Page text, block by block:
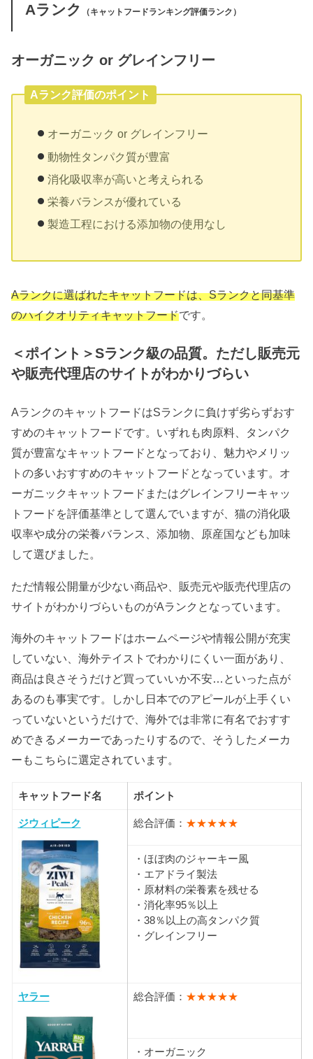
Aランク （キャットフードランキング評価ランク）
オーガニック or グレインフリー
Aランク評価のポイント
オーガニック or グレインフリー
動物性タンパク質が豊富
消化吸収率が高いと考えられる
栄養バランスが優れている
製造工程における添加物の使用なし
Aランクに選ばれたキャットフードは、Sランクと同基準
のハイクオリティキャットフードです。
＜ポイント＞Sランク級の品質。ただし販売元
や販売代理店のサイトがわかりづらい
AランクのキャットフードはSランクに負けず劣らずおす
すめのキャットフードです。いずれも肉原料、タンパク
質が豊富なキャットフードとなっており、魅力やメリッ
トの多いおすすめのキャットフードとなっています。オ
ーガニックキャットフードまたはグレインフリーキャッ
トフードを評価基準として選んでいますが、猫の消化吸
収率や成分の栄養バランス、添加物、原産国なども加味
して選びました。
ただ情報公開量が少ない商品や、販売元や販売代理店の
サイトがわかりづらいものがAランクとなっています。
海外のキャットフードはホームページや情報公開が充実
していない、海外テイストでわかりにくい一面があり、
商品は良さそうだけど買っていいか不安…といった点が
あるのも事実です。しかし日本でのアピールが上手くい
っていないというだけで、海外では非常に有名でおすす
めできるメーカーであったりするので、そうしたメーカ
ーもこちらに選定されています。
キャットフード名 ポイント
ジウィピーク 総合評価： ★★★★★
・ほぼ肉のジャーキー風
・エアドライ製法
・原材料の栄養素を残せる
・消化率95％以上
・38％以上の高タンパク質
・グレインフリー
ヤラー 総合評価： ★★★★★
・オーガニック